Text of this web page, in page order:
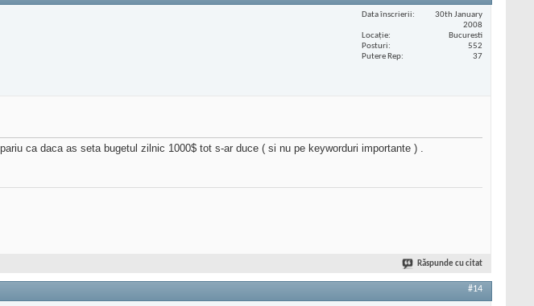
Data înscrierii
30th January
2008
Locaţie
Bucuresti
Posturi
552
Putere Rep
37
ca daca as seta bugetul zilnic 1000$ tot s-ar duce ( si nu pe keyworduri importante ) .
Răspunde cu citat
#14